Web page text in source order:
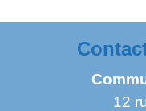
12